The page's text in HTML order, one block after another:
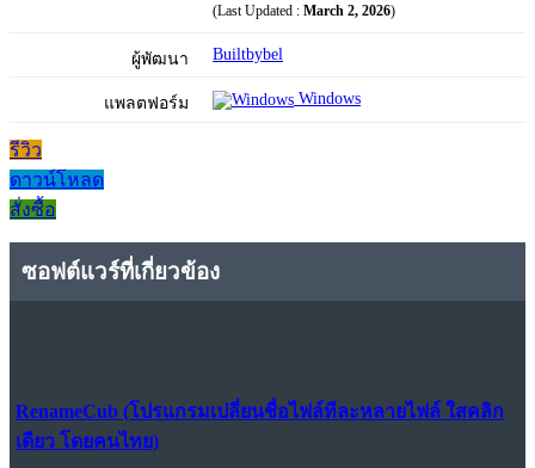
(Last Updated : March 2, 2026)
ผู้พัฒนา Builtbybel
แพลตฟอร์ม Windows
รีวิว
ดาวน์โหลด
สั่งซื้อ
ซอฟต์แวร์ที่เกี่ยวข้อง
RenameCub (โปรแกรมเปลี่ยนชื่อไฟล์ทีละหลายไฟล์ ใสคลิก
เดียว โดยคนไทย)